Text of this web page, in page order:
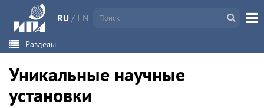
RU / EN
Разделы
Уникальные научные
установки